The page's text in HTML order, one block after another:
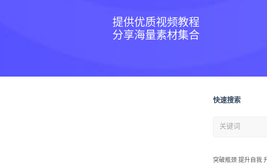
提供优质视频教程
分享海量素材集合
快速搜索
突破瓶颈 提升自我